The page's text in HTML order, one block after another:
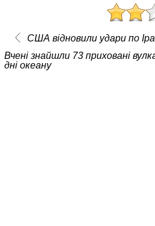
США відновили удари по
Вчені знайшли 73 приховані
дні океану